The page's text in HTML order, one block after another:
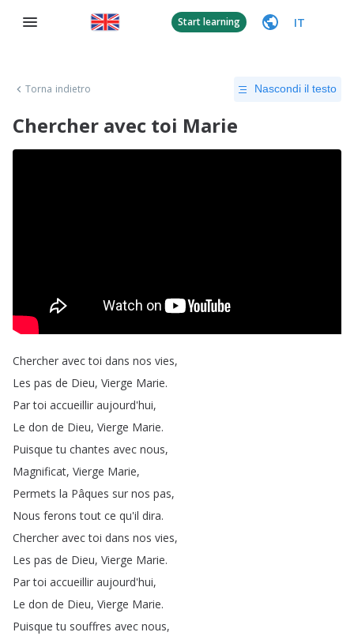
Start learning IT
Torna indietro Nascondi il testo
Chercher avec toi Marie
Chercher avec toi dans nos vies,
Les pas de Dieu, Vierge Marie.
Par toi accueillir aujourd'hui,
Le don de Dieu, Vierge Marie.
Puisque tu chantes avec nous,
Magnificat, Vierge Marie,
Permets la Pâques sur nos pas,
Nous ferons tout ce qu'il dira.
Chercher avec toi dans nos vies,
Les pas de Dieu, Vierge Marie.
Par toi accueillir aujourd'hui,
Le don de Dieu, Vierge Marie.
Puisque tu souffres avec nous,